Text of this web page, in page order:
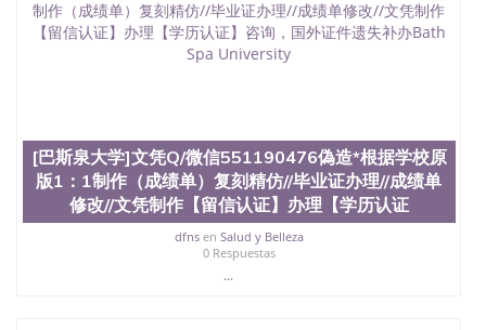
[巴斯泉大学]文凭Q/微信551190476偽造*根据学校原
版1：1制作（成绩单）复刻精仿//毕业证办理//成绩单
修改//文凭制作【留信认证】办理【学历认证
dfnsen Salud y Belleza
0 Respuestas
...